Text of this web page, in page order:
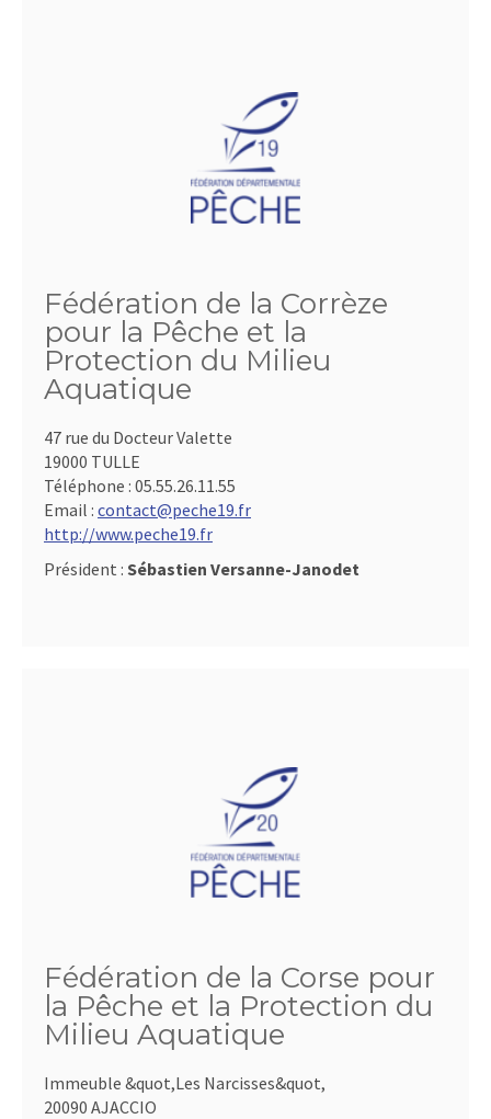
Fédération de la Corrèze
pour la Pêche et la
Protection du Milieu
Aquatique
47 rue du Docteur Valette
19000 TULLE
Téléphone : 05.55.26.11.55
Email : contact@peche19.fr
http://www.peche19.fr
Président : Sébastien Versanne-Janodet
Fédération de la Corse pour
la Pêche et la Protection du
Milieu Aquatique
Immeuble &quot,Les Narcisses&quot,
20090 AJACCIO